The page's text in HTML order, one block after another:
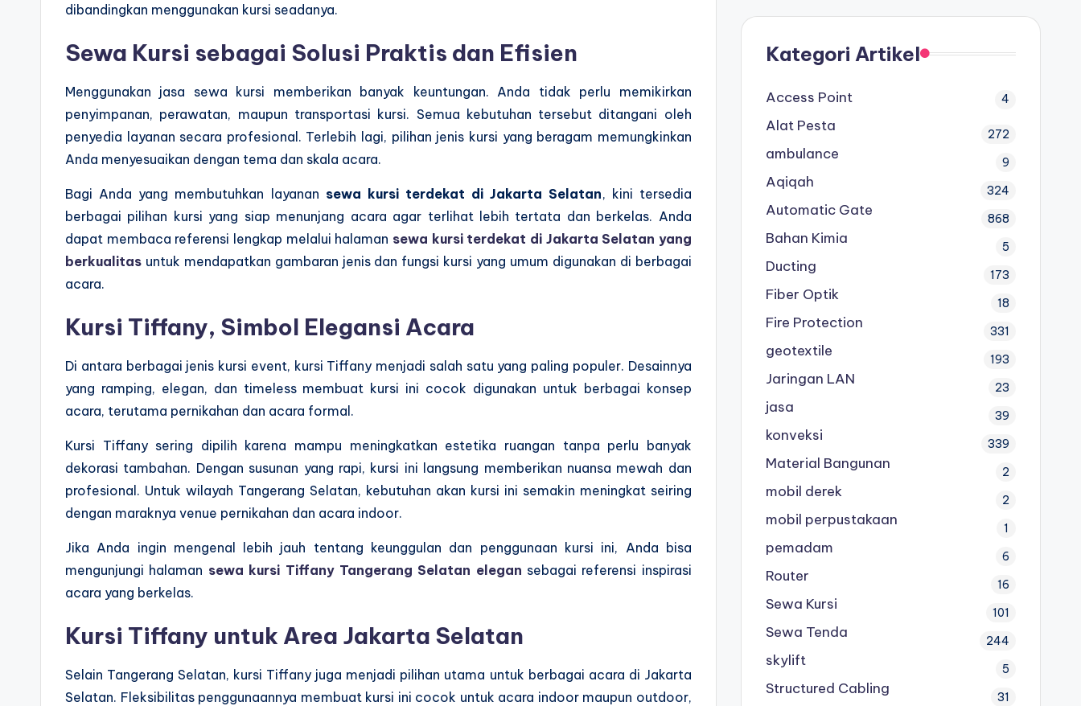
dibandingkan menggunakan kursi seadanya.
Sewa Kursi sebagai Solusi Praktis dan Efisien
Menggunakan jasa sewa kursi memberikan banyak keuntungan. Anda tidak perlu memikirkan
penyimpanan, perawatan, maupun transportasi kursi. Semua kebutuhan tersebut ditangani oleh
penyedia layanan secara profesional. Terlebih lagi, pilihan jenis kursi yang beragam memungkinkan
Anda menyesuaikan dengan tema dan skala acara.
Bagi Anda yang membutuhkan layanan sewa kursi terdekat di Jakarta Selatan, kini tersedia
berbagai pilihan kursi yang siap menunjang acara agar terlihat lebih tertata dan berkelas. Anda
dapat membaca referensi lengkap melalui halaman sewa kursi terdekat di Jakarta Selatan yang
berkualitas untuk mendapatkan gambaran jenis dan fungsi kursi yang umum digunakan di berbagai
acara.
Kursi Tiffany, Simbol Elegansi Acara
Di antara berbagai jenis kursi event, kursi Tiffany menjadi salah satu yang paling populer. Desainnya
yang ramping, elegan, dan timeless membuat kursi ini cocok digunakan untuk berbagai konsep
acara, terutama pernikahan dan acara formal.
Kursi Tiffany sering dipilih karena mampu meningkatkan estetika ruangan tanpa perlu banyak
dekorasi tambahan. Dengan susunan yang rapi, kursi ini langsung memberikan nuansa mewah dan
profesional. Untuk wilayah Tangerang Selatan, kebutuhan akan kursi ini semakin meningkat seiring
dengan maraknya venue pernikahan dan acara indoor.
Jika Anda ingin mengenal lebih jauh tentang keunggulan dan penggunaan kursi ini, Anda bisa
mengunjungi halaman sewa kursi Tiffany Tangerang Selatan elegan sebagai referensi inspirasi
acara yang berkelas.
Kursi Tiffany untuk Area Jakarta Selatan
Selain Tangerang Selatan, kursi Tiffany juga menjadi pilihan utama untuk berbagai acara di Jakarta
Selatan. Fleksibilitas penggunaannya membuat kursi ini cocok untuk acara indoor maupun outdoor,
Kategori Artikel
Access Point 4
Alat Pesta 272
ambulance 9
Aqiqah 324
Automatic Gate 868
Bahan Kimia 5
Ducting 173
Fiber Optik 18
Fire Protection 331
geotextile 193
Jaringan LAN 23
jasa 39
konveksi 339
Material Bangunan 2
mobil derek 2
mobil perpustakaan 1
pemadam 6
Router 16
Sewa Kursi 101
Sewa Tenda 244
skylift 5
Structured Cabling 31